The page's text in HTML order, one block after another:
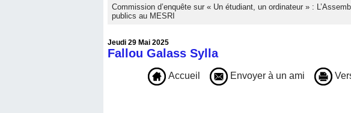
Commission d’enquête sur « Un étudiant, un ordinateur » :
publics au MESRI
Jeudi 29 Mai 2025
Fallou Galass Sylla
Accueil Envoyer à un ami